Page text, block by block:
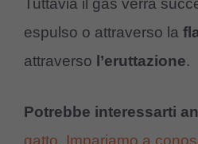
Tuttavia il gas verrà
espulso o attraverso la
attraverso l’eruttazione.
Potrebbe interessarti
gatto. Impariamo a